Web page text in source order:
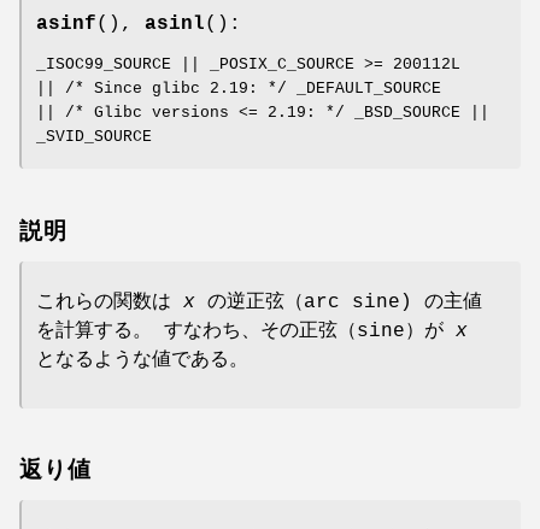
asinf(), asinl():
_ISOC99_SOURCE || _POSIX_C_SOURCE >= 200112L
|| /* Since glibc 2.19: */ _DEFAULT_SOURCE
|| /* Glibc versions <= 2.19: */ _BSD_SOURCE ||
_SVID_SOURCE
説明
これらの関数は x の逆正弦（arc sine) の主値
を計算する。 すなわち、その正弦（sine）が x
となるような値である。
返り値